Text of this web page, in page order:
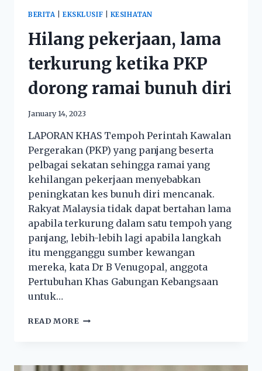
BERITA |EKSKLUSIF KESIHATAN
Hilang pekerjaan, lama
terkurung ketika PKP
dorong ramai bunuh diri
January 14, 2023
LAPORAN KHAS Tempoh Perintah Kawalan
Pergerakan (PKP) yang panjang beserta
pelbagai sekatan sehingga ramai yang
kehilangan pekerjaan menyebabkan
peningkatan kes bunuh diri mencanak.
Rakyat Malaysia tidak dapat bertahan lama
apabila terkurung dalam satu tempoh yang
panjang, lebih-lebih lagi apabila langkah
itu mengganggu sumber kewangan
mereka, kata Dr B Venugopal, anggota
Pertubuhan Khas Gabungan Kebangsaan
untuk…
READ MORE